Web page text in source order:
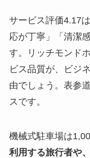
サービス評価4.17
応が丁寧」「清潔
す。リッチモンド
ビス品質が、ビジ
由でしょう。表参
スです。
機械式駐車場は
利用する旅行者や